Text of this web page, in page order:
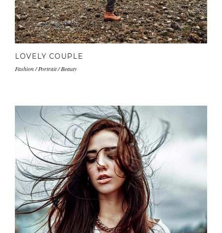
LOVELY COUPLE
Fashion / Portrait / Beauty